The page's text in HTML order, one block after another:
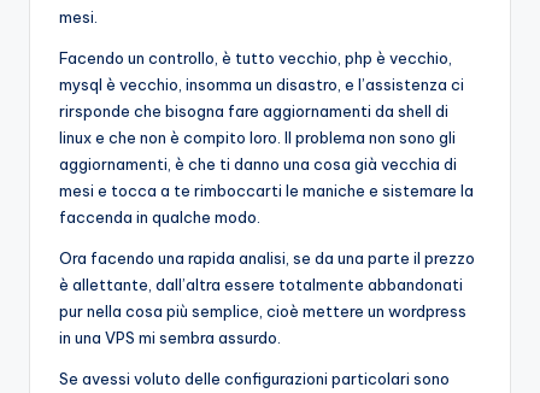
mesi.
Facendo un controllo, è tutto vecchio, php è vecchio,
mysql è vecchio, insomma un disastro, e l’assistenza ci
rirsponde che bisogna fare aggiornamenti da shell di
linux e che non è compito loro. Il problema non sono gli
aggiornamenti, è che ti danno una cosa già vecchia di
mesi e tocca a te rimboccarti le maniche e sistemare la
faccenda in qualche modo.
Ora facendo una rapida analisi, se da una parte il prezzo
è allettante, dall’altra essere totalmente abbandonati
pur nella cosa più semplice, cioè mettere un wordpress
in una VPS mi sembra assurdo.
Se avessi voluto delle configurazioni particolari sono